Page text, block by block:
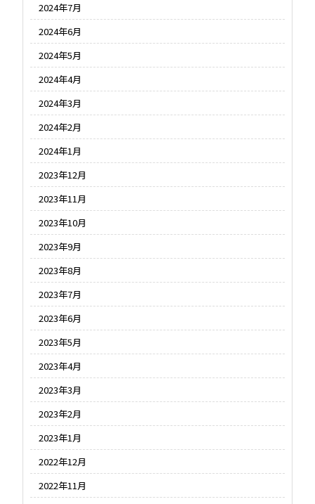
2024年7月
2024年6月
2024年5月
2024年4月
2024年3月
2024年2月
2024年1月
2023年12月
2023年11月
2023年10月
2023年9月
2023年8月
2023年7月
2023年6月
2023年5月
2023年4月
2023年3月
2023年2月
2023年1月
2022年12月
2022年11月